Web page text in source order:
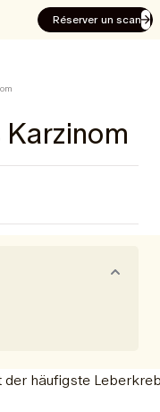
Réserver un scan
häufigste